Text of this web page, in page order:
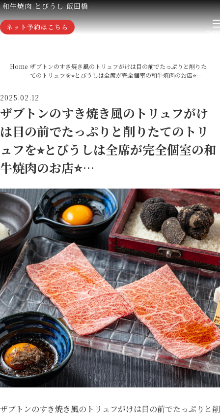
和牛焼肉 とびうし 飯田橋
ネット予約はこちら
Home ザブトンのすき焼き風のトリュフがけは目の前でたっぷりと削りた
てのトリュフを⭐︎とびうしは全席が完全個室の和牛焼肉のお店⭐…
2025.02.12
ザブトンのすき焼き風のトリュフがけ
は目の前でたっぷりと削りたてのトリ
ュフを⭐︎とびうしは全席が完全個室の和
牛焼肉のお店⭐…
ザブトンのすき焼き風のトリュフがけは目の前でたっぷりと削